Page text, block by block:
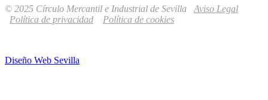
© 2025 Círculo Mercantil e Industrial de Sevilla Aviso Legal
Política de privacidad
Política de cookies
Diseño Web Sevilla